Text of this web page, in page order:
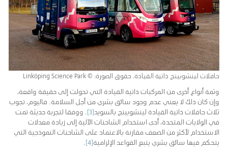
حافلات لينشوبينج ذاتية القيادة. حقوق الصورة: © Linköping Science Park
وثمة أنواع أخرى من المركبات ذاتية القيادة التي تحولت إلى حقيقة واقعة،
وإن كان ذلك لا يعني عدم وجود سائق بشري من أجل السلامة. فاليوم، تجوب
ثلاث حافلات ذاتية القيادة لينشوبينج بالسويد[3] . ووفقا لتجربة حديثة تمت
في الولايات المتحدة، أدى استخدام الشاحنات الآلية إلى زيادة معدلات
الاستخدام لأكثر من الضعف مقارنة بالاعتماد على الشاحنات النموذجية التي
يتحكم فيها سائق بشري يتبع القواعد الإلزامية[4]
.